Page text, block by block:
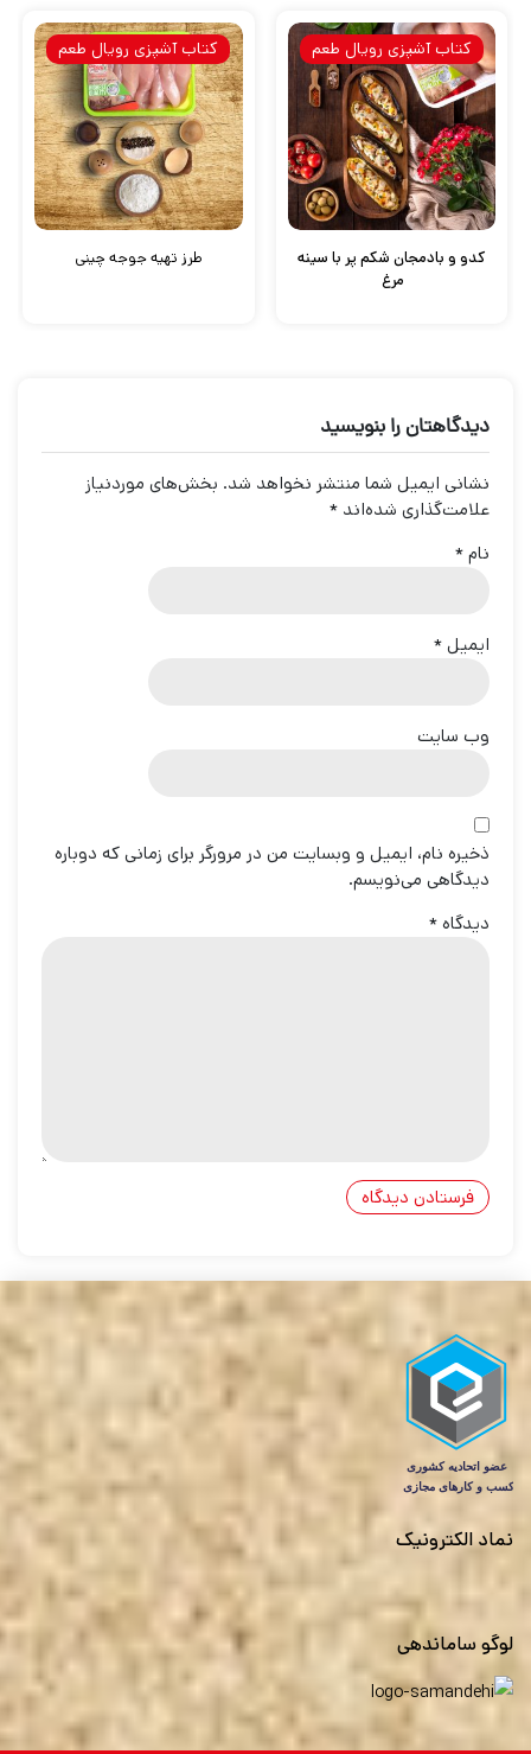
کدو و بادمجان شکم پر با سینه
مرغ
کتاب آشپزی رویال طعم
طرز تهیه جوجه چینی
کتاب آشپزی رویال طعم
دیدگاهتان را بنویسید
نشانی ایمیل شما منتشر نخواهد شد. بخش‌های موردنیاز
علامت‌گذاری شده‌اند *
نام*
ایمیل*
وب‌ سایت
ذخیره نام، ایمیل و وبسایت من در مرورگر برای زمانی که دوباره
دیدگاهی می‌نویسم.
دیدگاه*
نماد الکترونیک
لوگو ساماندهی